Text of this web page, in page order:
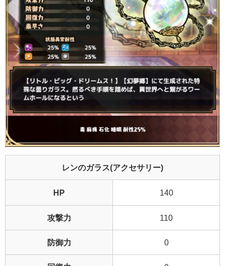
レンのガラス(アクセサリー)
HP 140
攻撃力 110
防御力 0